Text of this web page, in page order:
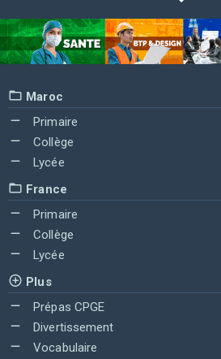
Maroc
Primaire
Collège
Lycée
France
Primaire
Collège
Lycée
Plus
Prépas CPGE
Divertissement
Vocabulaire